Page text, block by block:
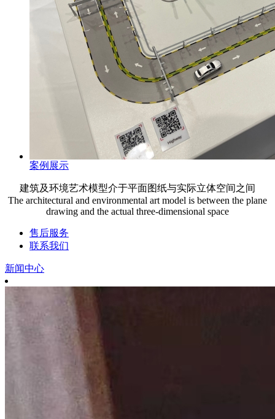
案例展示
建筑及环境艺术模型介于平面图纸与实际立体空间之间
The architectural and environmental art model is between the plane
drawing and the actual three-dimensional space
售后服务
联系我们
新闻中心